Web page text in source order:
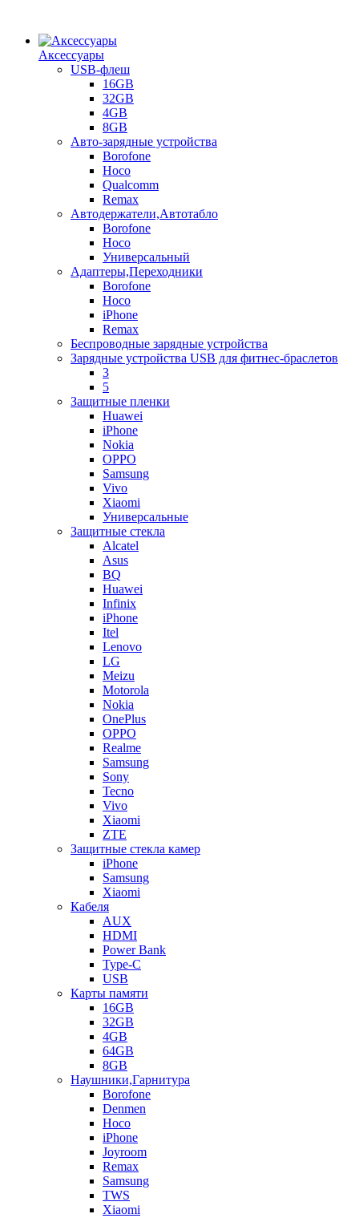
Аксессуары
USB-флеш
16GB
32GB
4GB
8GB
Авто-зарядные устройства
Borofone
Hoco
Qualcomm
Remax
Автодержатели,Автотабло
Borofone
Hoco
Универсальный
Адаптеры,Переходники
Borofone
Hoco
iPhone
Remax
Беспроводные зарядные устройства
Зарядные устройства USB для фитнес-браслетов
3
5
Защитные пленки
Huawei
iPhone
Nokia
OPPO
Samsung
Vivo
Xiaomi
Универсальные
Защитные стекла
Alcatel
Asus
BQ
Huawei
Infinix
iPhone
Itel
Lenovo
LG
Meizu
Motorola
Nokia
OnePlus
OPPO
Realme
Samsung
Sony
Tecno
Vivo
Xiaomi
ZTE
Защитные стекла камер
iPhone
Samsung
Xiaomi
Кабеля
AUX
HDMI
Power Bank
Type-C
USB
Карты памяти
16GB
32GB
4GB
64GB
8GB
Наушники,Гарнитура
Borofone
Denmen
Hoco
iPhone
Joyroom
Remax
Samsung
TWS
Xiaomi